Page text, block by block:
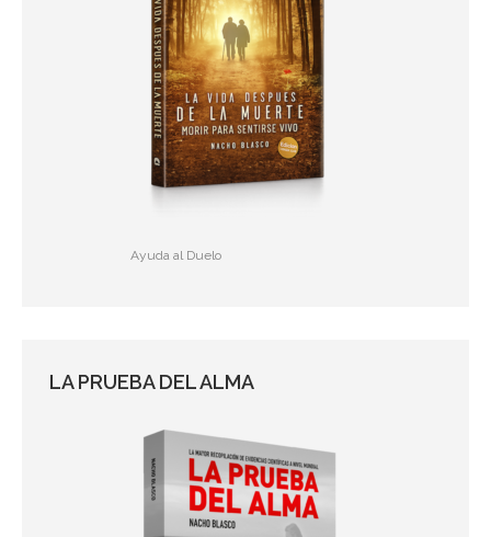
Ayuda al Duelo
LA PRUEBA DEL ALMA